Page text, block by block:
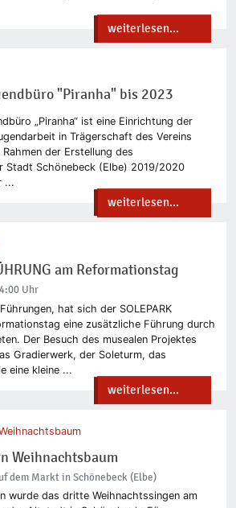
weiterlesen...
"Piranha" bis 2023
„Piranha“ ist eine Einrichtung der
in Trägerschaft des Vereins
Rahmen der Erstellung des
Stadt Schönebeck (Elbe) 2019/2020
...
weiterlesen...
am Reformationstag
Uhr
hat sich der SOLEPARK
eine zusätzliche Führung durch
Der Besuch des musealen Projektes
Gradierwerk, der Soleturm, das
eine kleine ...
weiterlesen...
Weihnachtsbaum
dem Markt in Schönebeck (Elbe)
wurde das dritte Weihnachtssingen am